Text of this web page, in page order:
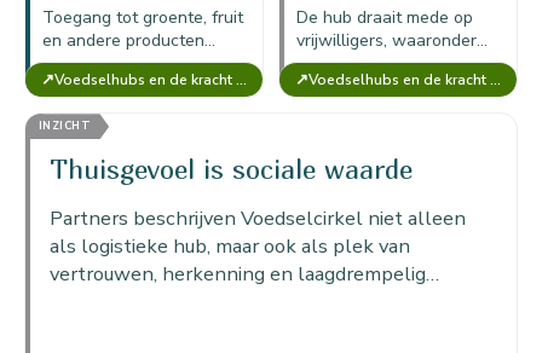
Toegang tot groente, fruit
en andere producten
verlicht het
huishoudbudget en maakt
gezondere voeding
bereikbaarder voor
mensen met weinig
financiële…
↗ Voedselhubs en de kracht van Voedselcirkel Amsterdam
De hub draait mede op
vrijwilligers, waaronder
mensen met afstand tot
de arbeidsmarkt; hun
↗ Voedselhubs en de kracht van Voedselcirkel Amsterdam
INZICHT
Thuisgevoel is sociale waarde
Partners beschrijven Voedselcirkel niet alleen
als logistieke hub, maar ook als plek van
vertrouwen, herkenning en laagdrempelig